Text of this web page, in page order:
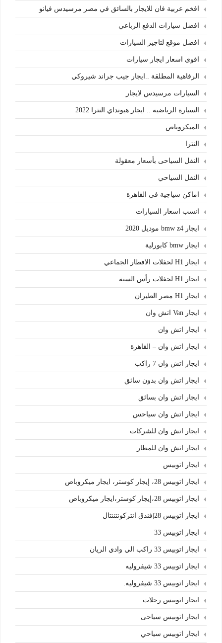
افخم عربية فان للايجار بالسائق في مصر مرسيدس فيانو
افضل سيارات الدفع الرباعي
افضل موقع لتاجير السيارات
اقوى اسعار ايجار سيارات
الرفاهية المطلقة ..ايجار جيب جراند شيروكي
السيارات مرسيدس لايجار
السيارة الرياضيه .. ايجار هيونداي النترا 2022
الميكروباص
النترا
النقل السياحى بأسعار معقولة
النقل السياحي
اماكن سياجية في القاهرة
انسب اسعار السيارات
ايجار bmw z4 موديل 2020
ايجار bmw كابورلية
ايجار H1 لحفلات الافطار الجماعي
ايجار H1 لحفلات رأس السنة
ايجار H1 مصر الطيران
ايجار Van اتش وان
ايجار اتش وان
ايجار اتش وان – القاهرة
ايجار اتش وان 7 راكب
ايجار اتش وان بدون سائق
ايجار اتش وان بسائق
ايجار اتش وان سياحس
ايجار اتش وان للشركات
ايجار اتش وان للمطار
ايجار اتوبيس
ايجار اتوبيس 28، إيجار كوستر، ايجار ميكروباص
ايجار اتوبيس 28،إيجار كوستر،ايجار ميكروباص
ايجار اتوبيس 28|فندق انتركونتننتال
ايجار اتوبيس 33
ايجار اتوبيس 33 راكب الي وادي الريان
ايجار اتوبيس 33 شيفروليه
ايجار اتوبيس 33 شيفروليه.
ايجار اتوبيس رحلات
ايجار اتوبيس سياحى
ايجار اتوبيس سياحي